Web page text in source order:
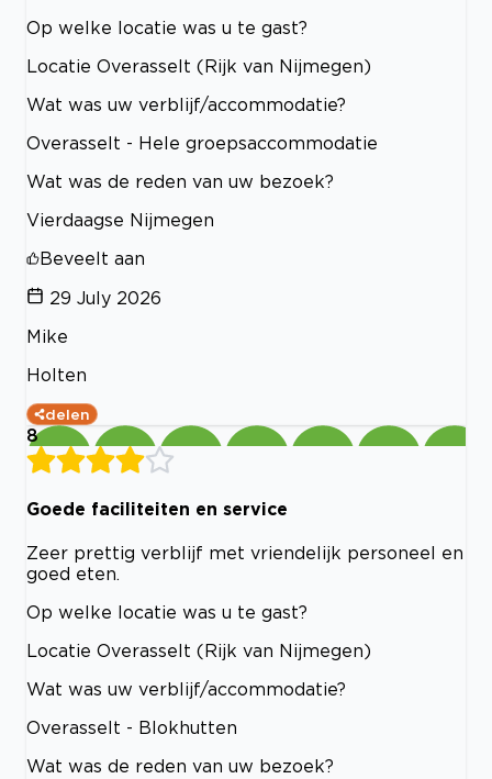
Op welke locatie was u te gast?
Locatie Overasselt (Rijk van Nijmegen)
Wat was uw verblijf/accommodatie?
Overasselt - Hele groepsaccommodatie
Wat was de reden van uw bezoek?
Vierdaagse Nijmegen
Beveelt aan
29 July 2026
Mike
Holten
delen
8
Goede faciliteiten en service
Zeer prettig verblijf met vriendelijk personeel en
goed eten.
Op welke locatie was u te gast?
Locatie Overasselt (Rijk van Nijmegen)
Wat was uw verblijf/accommodatie?
Overasselt - Blokhutten
Wat was de reden van uw bezoek?